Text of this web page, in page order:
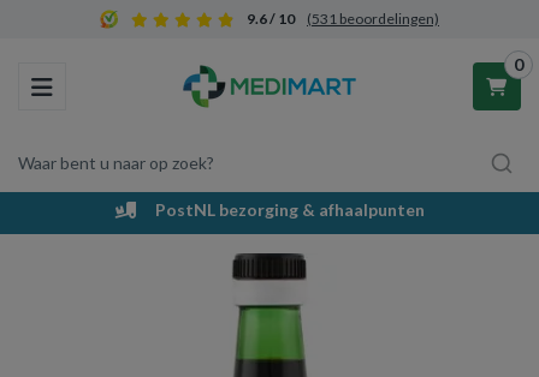
9.6 / 10 (531 beoordelingen)
Toggle navigation
Waar bent u naar op zoek?
0
Winkelwagen
Uw winkelwagen is leeg.
Vul hem met producten.
PostNL bezorging & afhaalpunten